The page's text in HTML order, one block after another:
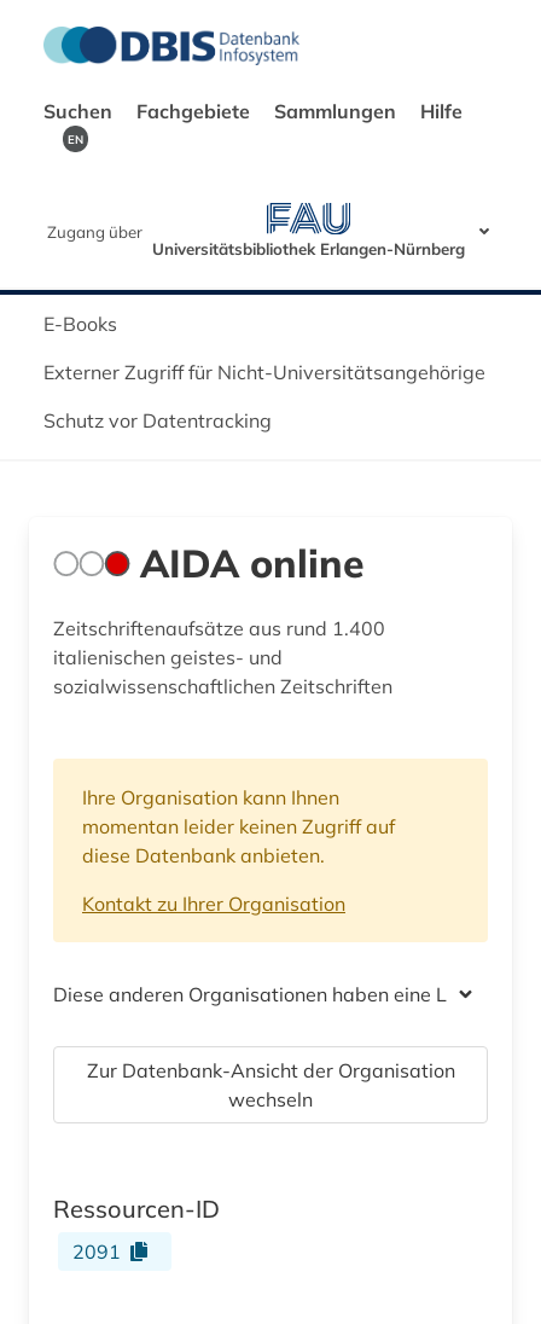
Suchen Fachgebiete Sammlungen Hilfe
EN
Zugang über
Universitätsbibliothek Erlangen-Nürnberg
E-Books
Externer Zugriff für Nicht-Universitätsangehörige
Schutz vor Datentracking
AIDA online
Zeitschriftenaufsätze aus rund 1.400
italienischen geistes- und
sozialwissenschaftlichen Zeitschriften
Ihre Organisation kann Ihnen
momentan leider keinen Zugriff auf
diese Datenbank anbieten.
Kontakt zu Ihrer Organisation
Diese anderen Organisationen haben eine Lizenz
Zur Datenbank-Ansicht der Organisation
wechseln
Ressourcen-ID
2091